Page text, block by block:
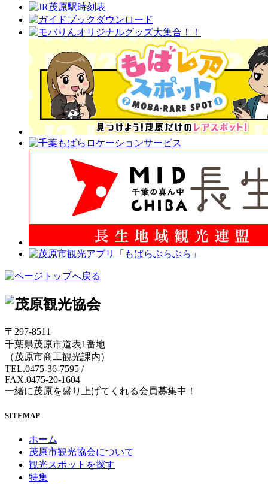
〒297-8511
千葉県茂原市道表1番地
（茂原市商工観光課内）
TEL.0475-36-7595 /
FAX.0475-20-1604
一緒に茂原を盛り上げてくれる会員募集中！
SITEMAP
ホーム
茂原市観光協会について
観光スポットを探す
特集